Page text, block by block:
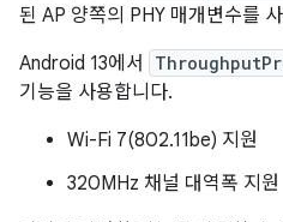
된 AP 양쪽의 PHY 매개변수를
Android 13에서
기능을 사용합니다.
Wi-Fi 7(802.11be) 지원
320MHz 채널 대역폭 지원